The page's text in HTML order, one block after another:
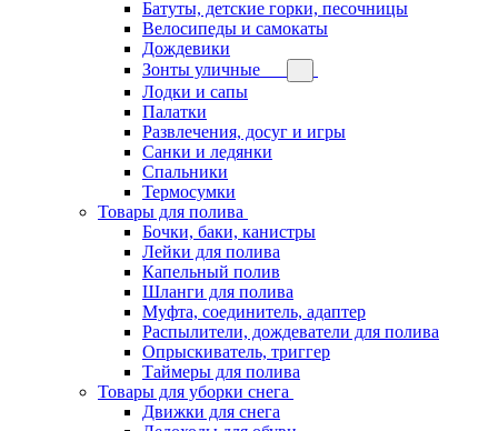
Батуты, детские горки, песочницы
Велосипеды и самокаты
Дождевики
Зонты уличные
Лодки и сапы
Палатки
Развлечения, досуг и игры
Санки и ледянки
Спальники
Термосумки
Товары для полива
Бочки, баки, канистры
Лейки для полива
Капельный полив
Шланги для полива
Муфта, соединитель, адаптер
Распылители, дождеватели для полива
Опрыскиватель, триггер
Таймеры для полива
Товары для уборки снега
Движки для снега